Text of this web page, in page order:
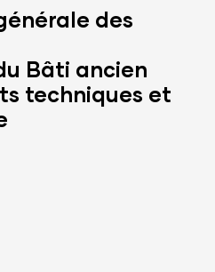
des
Bâti ancien
techniques et